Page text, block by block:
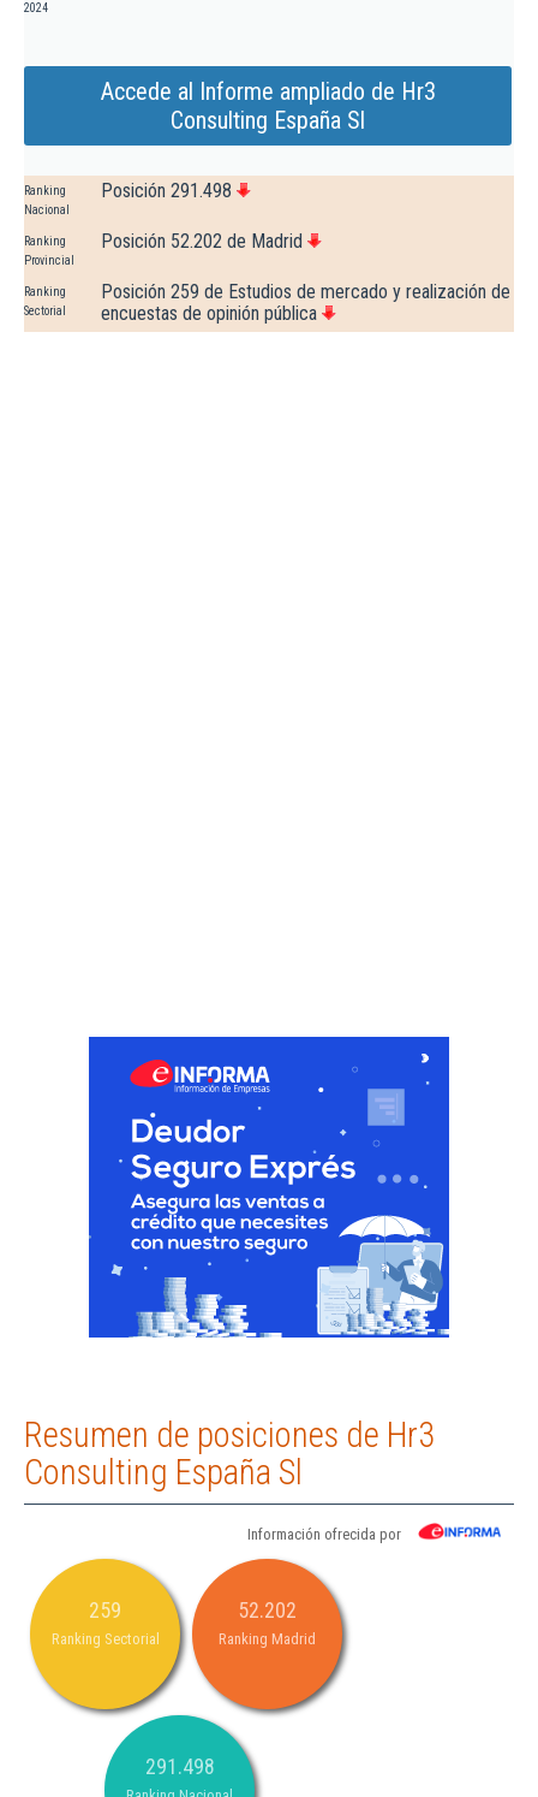
2024
Accede al Informe ampliado de Hr3
Consulting España Sl
Ranking
Nacional
Posición 291.498
Ranking
Provincial
Posición 52.202 de Madrid
Ranking
Sectorial
Posición 259 de Estudios de mercado y realización de
encuestas de opinión pública
Resumen de posiciones de Hr3
Consulting España Sl
Información ofrecida por
259
Ranking Sectorial
52.202
Ranking Madrid
291.498